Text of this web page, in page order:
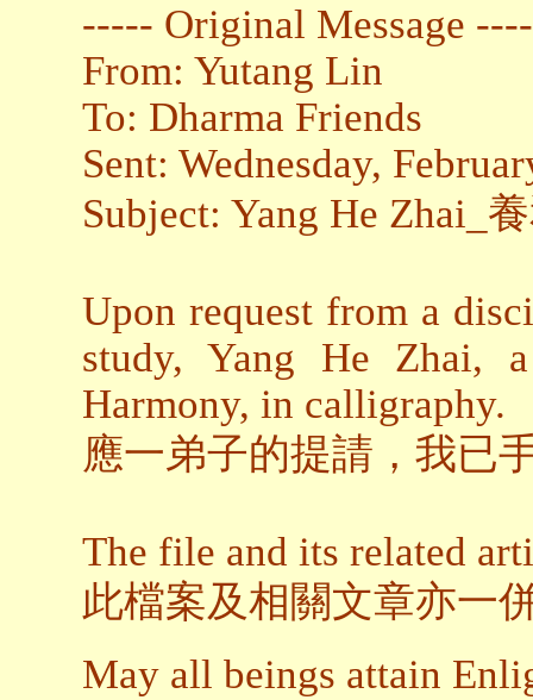
----- Original Message
From: Yutang Lin
To: Dharma Friends
Sent: Wednesday,
Subject: Yang He Zhai_
Upon request from a
study, Yang He Zhai,
Harmony, in calligraphy.
應一弟子的提請，我已
The file and its related
此檔案及相關文章亦一
May all beings attain